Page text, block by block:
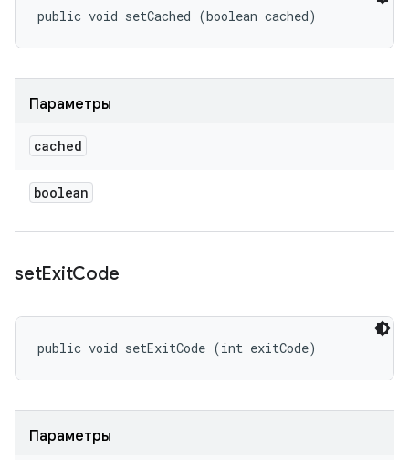
public void setCached (boolean cached)
Параметры
cached
boolean
setExitCode
public void setExitCode (int exitCode)
Параметры